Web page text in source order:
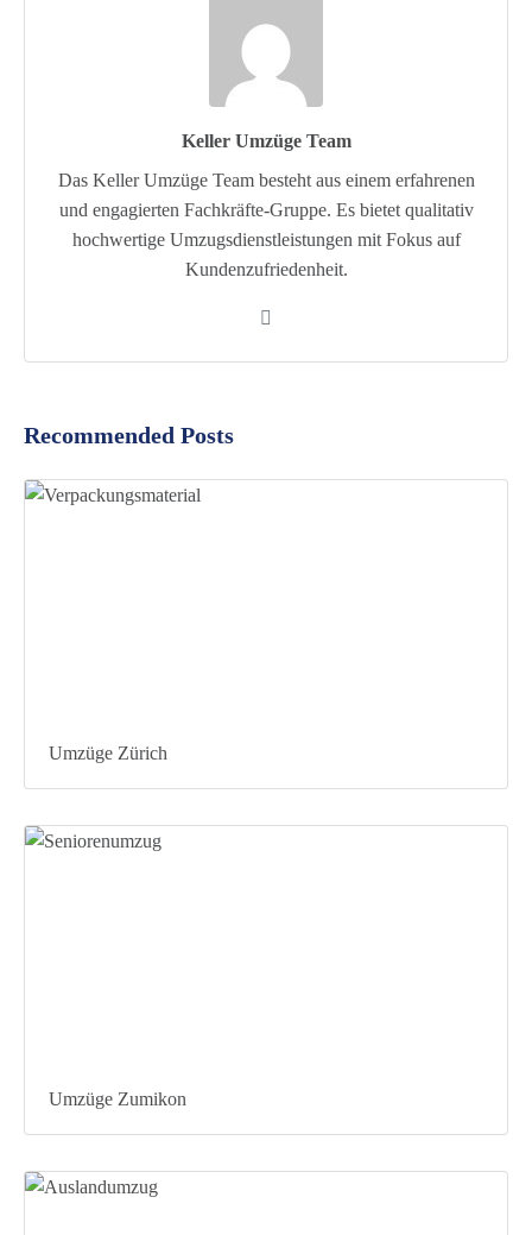
Keller Umzüge Team
Das Keller Umzüge Team besteht aus einem erfahrenen
und engagierten Fachkräfte-Gruppe. Es bietet qualitativ
hochwertige Umzugsdienstleistungen mit Fokus auf
Kundenzufriedenheit.
Recommended Posts
Umzüge Zürich
Umzüge Zumikon